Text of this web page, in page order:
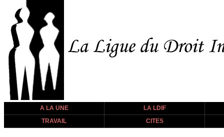
A LA UNE
LA LDIF
TRAVAIL
CITES